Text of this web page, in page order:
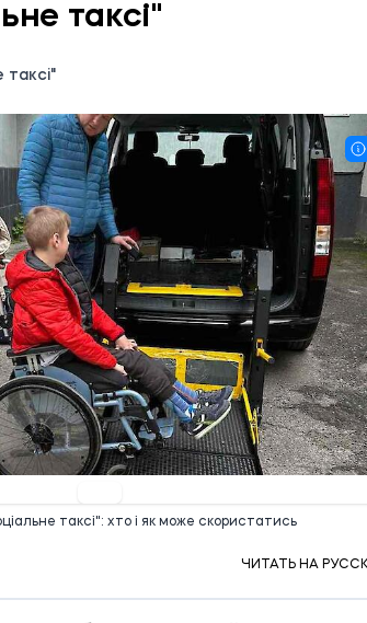
таксі"
таксі"
таксі": хто і як може скористатись
ЧИТАТЬ НА